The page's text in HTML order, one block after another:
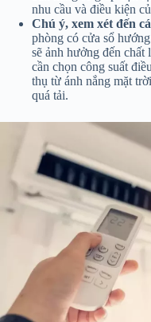
nhu cầu và điều kiện
Chú ý, xem xét đến
phòng có cửa sổ
sẽ ảnh hưởng đến
cần chọn công suất
thụ từ ánh nắng mặt
quá tải.